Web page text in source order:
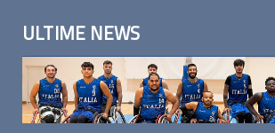
ULTIME NEWS